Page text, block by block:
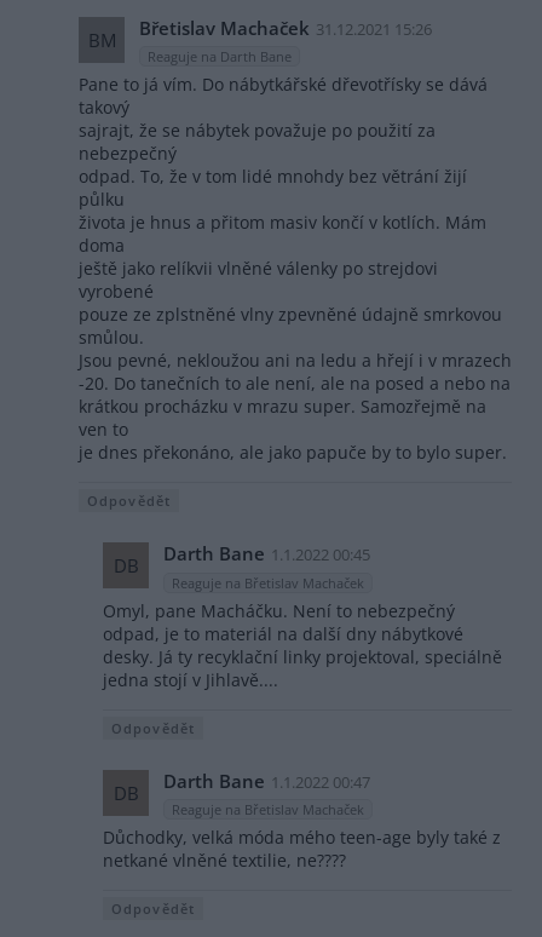
BM Břetislav Machaček 31.12.2021 15:26
Reaguje na Darth Bane
Pane to já vím. Do nábytkářské dřevotřísky se dává
takový
sajrajt, že se nábytek považuje po použití za
nebezpečný
odpad. To, že v tom lidé mnohdy bez větrání žijí
půlku
života je hnus a přitom masiv končí v kotlích. Mám
doma
ještě jako relíkvii vlněné válenky po strejdovi
vyrobené
pouze ze zplstněné vlny zpevněné údajně smrkovou
smůlou.
Jsou pevné, nekloužou ani na ledu a hřejí i v mrazech
-20. Do tanečních to ale není, ale na posed a nebo na
krátkou procházku v mrazu super. Samozřejmě na
ven to
je dnes překonáno, ale jako papuče by to bylo super.
Odpovědět
DB Darth Bane 1.1.2022 00:45
Reaguje na Břetislav Machaček
Omyl, pane Macháčku. Není to nebezpečný
odpad, je to materiál na další dny nábytkové
desky. Já ty recyklační linky projektoval, speciálně
jedna stojí v Jihlavě....
Odpovědět
DB Darth Bane 1.1.2022 00:47
Reaguje na Břetislav Machaček
Důchodky, velká móda mého teen-age byly také z
netkané vlněné textilie, ne????
Odpovědět